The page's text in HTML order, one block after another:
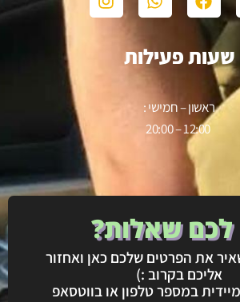
לכם שאלות?
את הפרטים שלכם כאן ואחזור
אליכם בקרוב :)
במספר טלפון או בווטסאפ
שעות פעילות
ראשון – חמישי :